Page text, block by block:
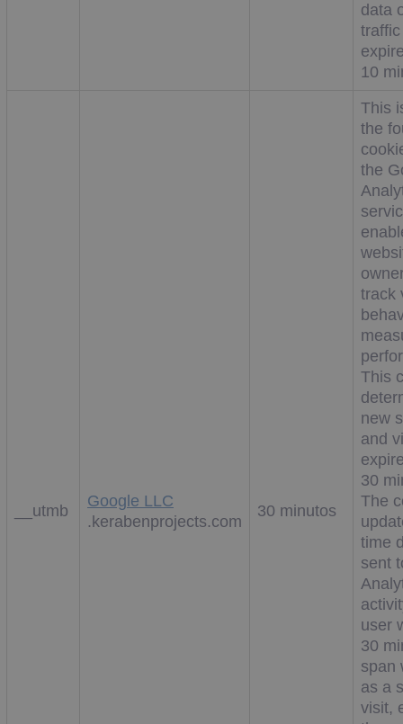
data
10
__utmb
Google LLC
.kerabenprojects.com
30 minutos
This
the
the
track
This
new
and
30
The
time
sent
user
30
span
as a
visit,